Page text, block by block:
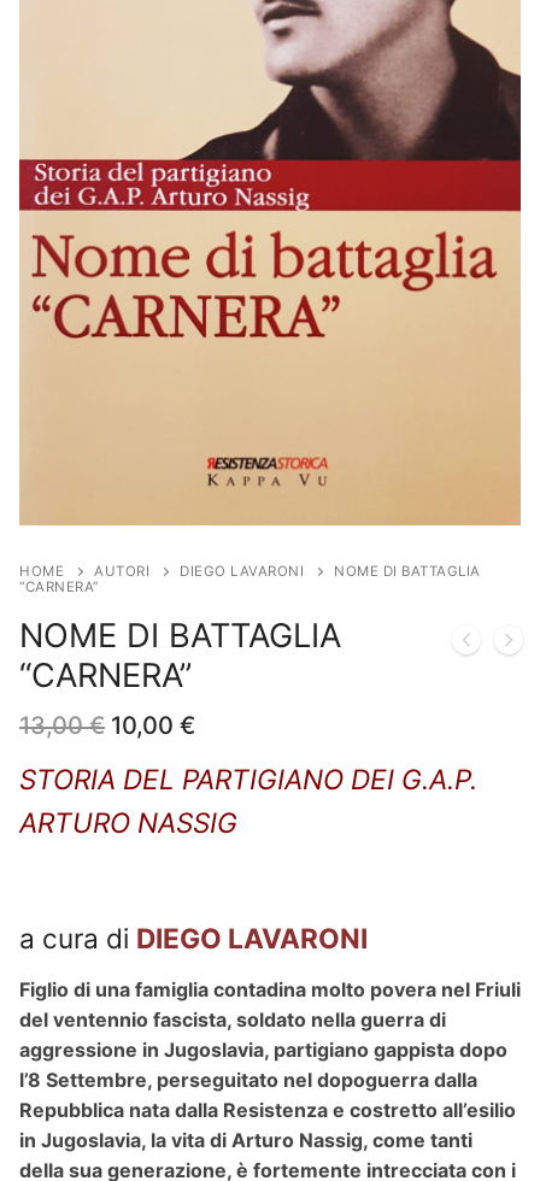
HOME AUTORI DIEGO LAVARONI
NOME DI BATTAGLIA
“CARNERA”
NOME DI BATTAGLIA
“CARNERA”
13,00€ Il
prezzo
originale
era:
13,00 €.
10,00 €
attuale
è:
10,00 €.
STORIA DEL PARTIGIANO DEI G.A.P.
ARTURO NASSIG
a cura di DIEGO LAVARONI
Figlio di una famiglia contadina molto povera nel Friuli
del ventennio fascista, soldato nella guerra di
aggressione in Jugoslavia, partigiano gappista dopo
l’8 Settembre, perseguitato nel dopoguerra dalla
Repubblica nata dalla Resistenza e costretto all’esilio
in Jugoslavia, la vita di Arturo Nassig, come tanti
della sua generazione, è fortemente intrecciata con i